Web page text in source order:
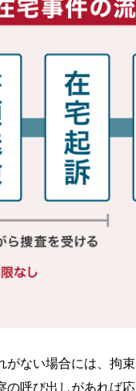
ない場合には、拘
の呼び出しがあれば